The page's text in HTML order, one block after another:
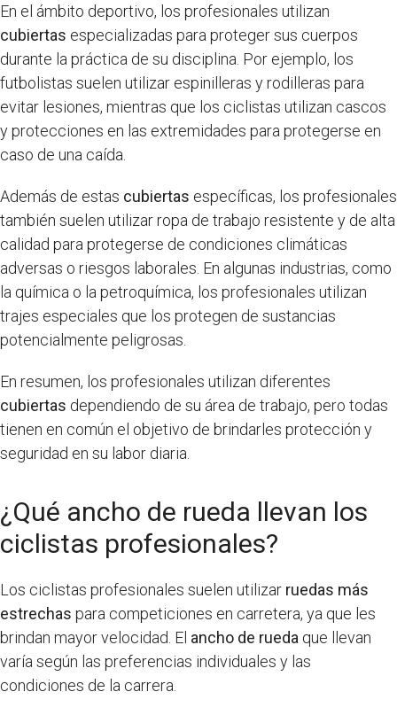
En el ámbito deportivo, los profesionales utilizan
cubiertas especializadas para proteger sus cuerpos
durante la práctica de su disciplina. Por ejemplo, los
futbolistas suelen utilizar espinilleras y rodilleras para
evitar lesiones, mientras que los ciclistas utilizan cascos
y protecciones en las extremidades para protegerse en
caso de una caída.
Además de estas cubiertas específicas, los profesionales
también suelen utilizar ropa de trabajo resistente y de alta
calidad para protegerse de condiciones climáticas
adversas o riesgos laborales. En algunas industrias, como
la química o la petroquímica, los profesionales utilizan
trajes especiales que los protegen de sustancias
potencialmente peligrosas.
En resumen, los profesionales utilizan diferentes
cubiertas dependiendo de su área de trabajo, pero todas
tienen en común el objetivo de brindarles protección y
seguridad en su labor diaria.
¿Qué ancho de rueda llevan los
ciclistas profesionales?
Los ciclistas profesionales suelen utilizar ruedas más
estrechas para competiciones en carretera, ya que les
brindan mayor velocidad. El ancho de rueda que llevan
varía según las preferencias individuales y las
condiciones de la carrera.